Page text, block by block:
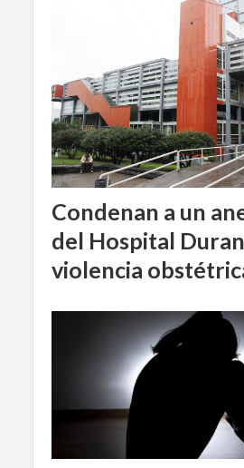
Condenan a un
del Hospital
violencia